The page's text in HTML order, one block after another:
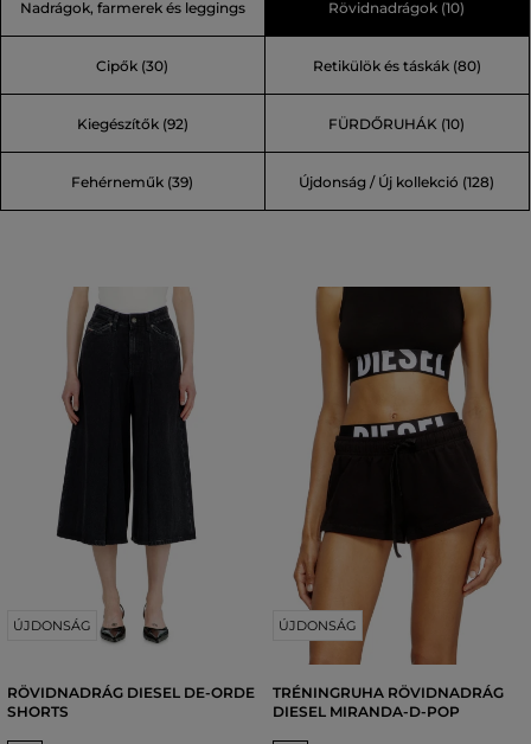
Nadrágok, farmerek és leggings
(95)
Rövidnadrágok (10)
Cipők (30) Retikülök és táskák (80)
Kiegészítők (92) FÜRDŐRUHÁK (10)
Fehérneműk (39) Újdonság / Új kollekció (128)
ÚJDONSÁG
RÖVIDNADRÁG DIESEL DE-ORDE
SHORTS
ÚJDONSÁG
TRÉNINGRUHA RÖVIDNADRÁG
DIESEL MIRANDA-D-POP